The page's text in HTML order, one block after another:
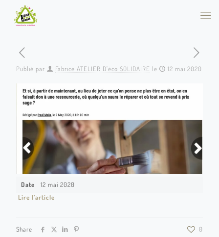
Publié par Fabrice ATELIER D'éco SOLIDAIRE le 12 mai 2020
Date
12 mai 2020
Lire l’article
Share 0